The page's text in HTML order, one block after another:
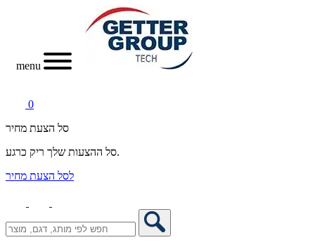
menu
0
סל הצעת מחיר
סל ההצעות שלך ריק כרגע.
לסל הצעת מחיר